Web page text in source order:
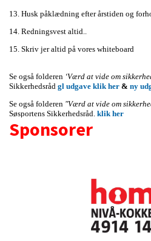
13. Husk påklædning efter årstiden og
14. Redningsvest altid..
15. Skriv jer altid på vores whiteboard
Se også folderen ‘Værd at vide om
Sikkerhedsråd gl udgave klik her & ny
Se også folderen "Værd at vide om
Søsportens Sikkerhedsråd. klik her
Sponsorer